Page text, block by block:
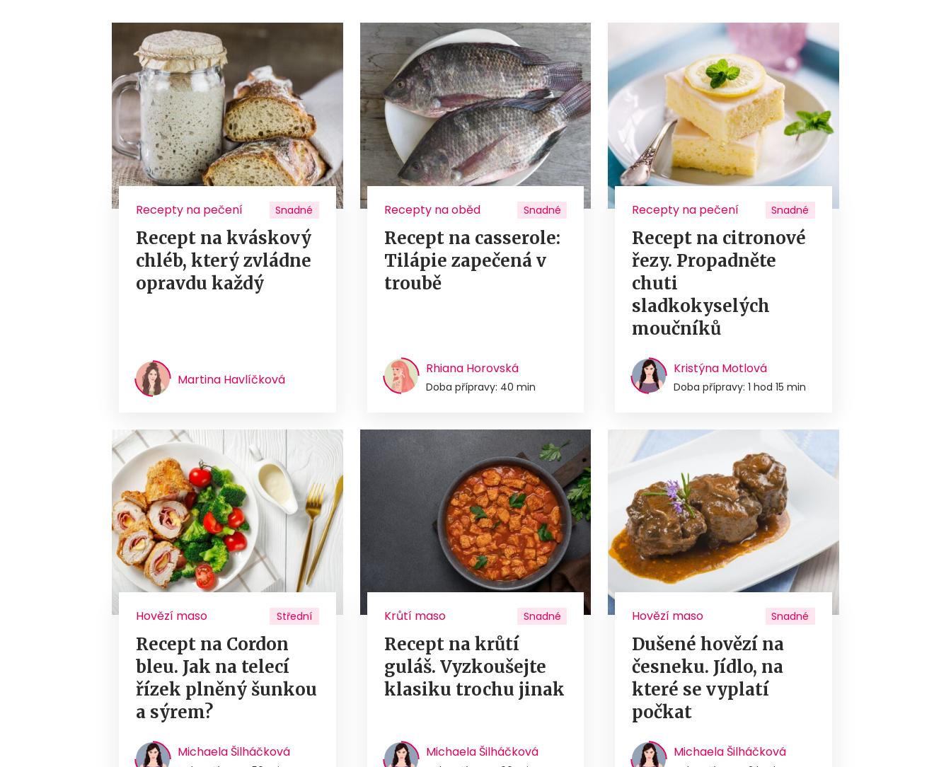
Recepty na pečení Snadné
Recept na kváskový
chléb, který zvládne
opravdu každý
Martina Havlíčková
Recepty na oběd Snadné
Recept na casserole:
Tilápie zapečená v
troubě
Rhiana Horovská
Doba přípravy: 40 min
Recepty na pečení Snadné
Recept na citronové
řezy. Propadněte
chuti
sladkokyselých
moučníků
Kristýna Motlová
Doba přípravy: 1 hod 15 min
Hovězí maso Střední
Recept na Cordon
bleu. Jak na telecí
řízek plněný šunkou
a sýrem?
Michaela Šilháčková
Krůtí maso Snadné
Recept na krůtí
guláš. Vyzkoušejte
klasiku trochu jinak
Michaela Šilháčková
Hovězí maso Snadné
Dušené hovězí na
česneku. Jídlo, na
které se vyplatí
počkat
Michaela Šilháčková